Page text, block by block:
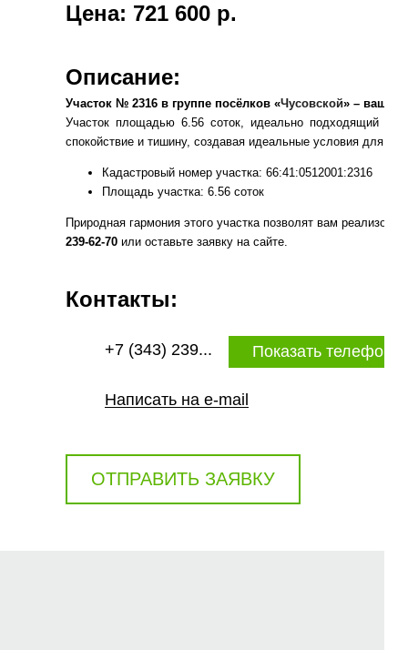
Цена: 721 600 р.
Описание:
Участок № 2316 в группе посёлков «Чусовской» – ваш
Участок площадью 6.56 соток, идеально подходящий
спокойствие и тишину, создавая идеальные условия для
Кадастровый номер участка: 66:41:0512001:2316
Площадь участка: 6.56 соток
Природная гармония этого участка позволят вам
239-62-70или оставьте заявку на сайте.
Контакты:
+7 (343) 239... Показать телефон
Написать на e-mail
ОТПРАВИТЬ ЗАЯВКУ